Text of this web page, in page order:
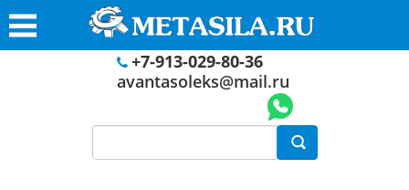
+7-913-029-80-36
avantasoleks@mail.ru